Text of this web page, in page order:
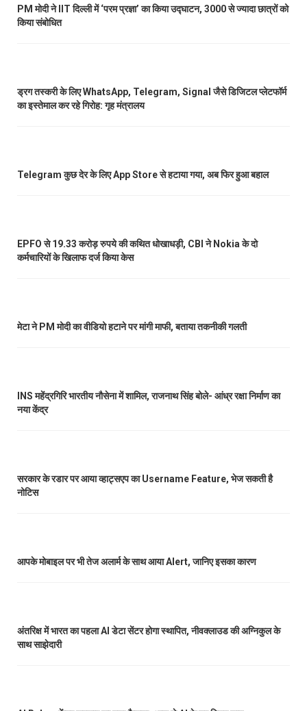
PM मोदी ने IIT दिल्ली में ‘परम प्रज्ञा’ का किया उद्घाटन, 3000 से ज्यादा छात्रों को
किया संबोधित
ड्रग तस्करी के लिए WhatsApp, Telegram, Signal जैसे डिजिटल प्लेटफॉर्म
का इस्तेमाल कर रहे गिरोह: गृह मंत्रालय
Telegram कुछ देर के लिए App Store से हटाया गया, अब फिर हुआ बहाल
EPFO से 19.33 करोड़ रुपये की कथित धोखाधड़ी, CBI ने Nokia के दो
कर्मचारियों के खिलाफ दर्ज किया केस
मेटा ने PM मोदी का वीडियो हटाने पर मांगी माफी, बताया तकनीकी गलती
INS महेंद्रगिरि भारतीय नौसेना में शामिल, राजनाथ सिंह बोले- आंध्र रक्षा निर्माण का
नया केंद्र
सरकार के रडार पर आया व्हाट्सएप का Username Feature, भेज सकती है
नोटिस
आपके मोबाइल पर भी तेज अलार्म के साथ आया Alert, जानिए इसका कारण
अंतरिक्ष में भारत का पहला AI डेटा सेंटर होगा स्थापित, नीवक्लाउड की अग्निकुल के
साथ साझेदारी